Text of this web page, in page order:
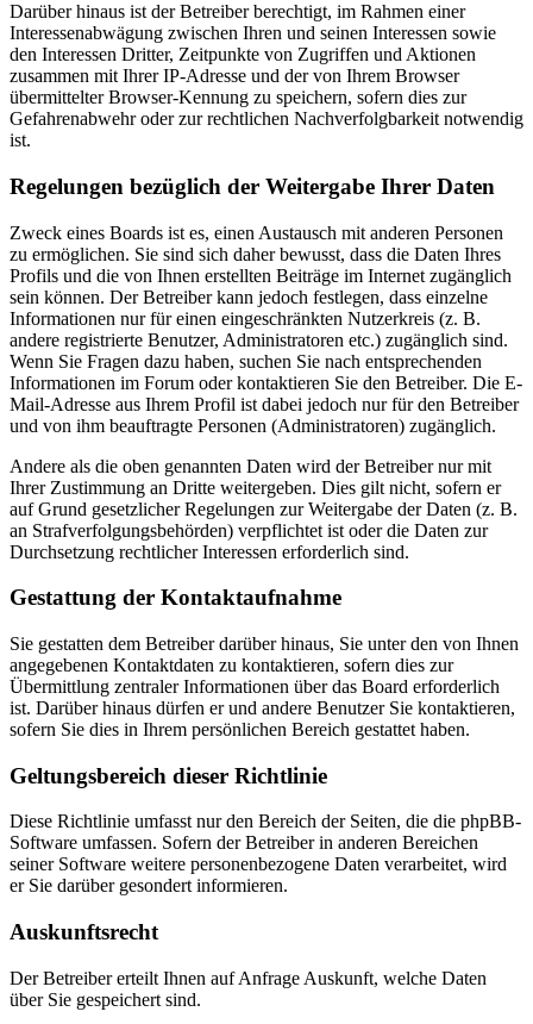
Darüber hinaus ist der Betreiber berechtigt, im Rahmen einer
Interessenabwägung zwischen Ihren und seinen Interessen sowie
den Interessen Dritter, Zeitpunkte von Zugriffen und Aktionen
zusammen mit Ihrer IP-Adresse und der von Ihrem Browser
übermittelter Browser-Kennung zu speichern, sofern dies zur
Gefahrenabwehr oder zur rechtlichen Nachverfolgbarkeit notwendig
ist.
Regelungen bezüglich der Weitergabe Ihrer Daten
Zweck eines Boards ist es, einen Austausch mit anderen Personen
zu ermöglichen. Sie sind sich daher bewusst, dass die Daten Ihres
Profils und die von Ihnen erstellten Beiträge im Internet zugänglich
sein können. Der Betreiber kann jedoch festlegen, dass einzelne
Informationen nur für einen eingeschränkten Nutzerkreis (z. B.
andere registrierte Benutzer, Administratoren etc.) zugänglich sind.
Wenn Sie Fragen dazu haben, suchen Sie nach entsprechenden
Informationen im Forum oder kontaktieren Sie den Betreiber. Die E-
Mail-Adresse aus Ihrem Profil ist dabei jedoch nur für den Betreiber
und von ihm beauftragte Personen (Administratoren) zugänglich.
Andere als die oben genannten Daten wird der Betreiber nur mit
Ihrer Zustimmung an Dritte weitergeben. Dies gilt nicht, sofern er
auf Grund gesetzlicher Regelungen zur Weitergabe der Daten (z. B.
an Strafverfolgungsbehörden) verpflichtet ist oder die Daten zur
Durchsetzung rechtlicher Interessen erforderlich sind.
Gestattung der Kontaktaufnahme
Sie gestatten dem Betreiber darüber hinaus, Sie unter den von Ihnen
angegebenen Kontaktdaten zu kontaktieren, sofern dies zur
Übermittlung zentraler Informationen über das Board erforderlich
ist. Darüber hinaus dürfen er und andere Benutzer Sie kontaktieren,
sofern Sie dies in Ihrem persönlichen Bereich gestattet haben.
Geltungsbereich dieser Richtlinie
Diese Richtlinie umfasst nur den Bereich der Seiten, die die phpBB-
Software umfassen. Sofern der Betreiber in anderen Bereichen
seiner Software weitere personenbezogene Daten verarbeitet, wird
er Sie darüber gesondert informieren.
Auskunftsrecht
Der Betreiber erteilt Ihnen auf Anfrage Auskunft, welche Daten
über Sie gespeichert sind.